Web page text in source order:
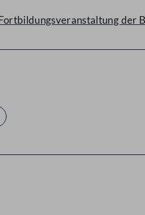
der